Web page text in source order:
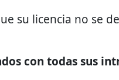
su licencia no se
con todas sus